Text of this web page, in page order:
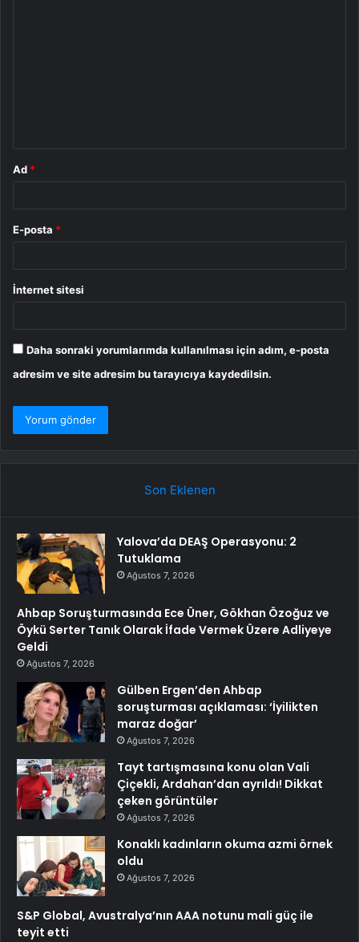
Ad *
E-posta *
İnternet sitesi
Daha sonraki yorumlarımda kullanılması için adım, e-posta
adresim ve site adresim bu tarayıcıya kaydedilsin.
Son Eklenen
Yalova’da DEAŞ Operasyonu: 2
Tutuklama
Ağustos 7, 2026
Ahbap Soruşturmasında Ece Üner, Gökhan Özoğuz ve
Öykü Serter Tanık Olarak İfade Vermek Üzere Adliyeye
Geldi
Ağustos 7, 2026
Gülben Ergen’den Ahbap
soruşturması açıklaması: ‘İyilikten
maraz doğar’
Ağustos 7, 2026
Tayt tartışmasına konu olan Vali
Çiçekli, Ardahan’dan ayrıldı! Dikkat
çeken görüntüler
Ağustos 7, 2026
Konaklı kadınların okuma azmi örnek
oldu
Ağustos 7, 2026
S&P Global, Avustralya’nın AAA notunu mali güç ile
teyit etti